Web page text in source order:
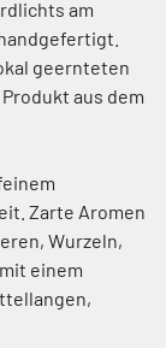
am
geernteten
aus dem
Zarte Aromen
Wurzeln,
einem